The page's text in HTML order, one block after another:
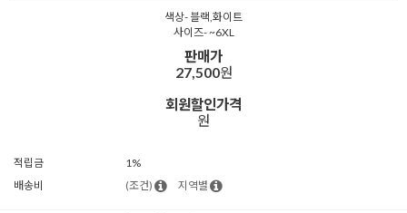
색상- 블랙,화이트
사이즈- ~6XL
판매가
27,500원
회원할인가격
원
적립금
1%
배송비
(조건) 지역별